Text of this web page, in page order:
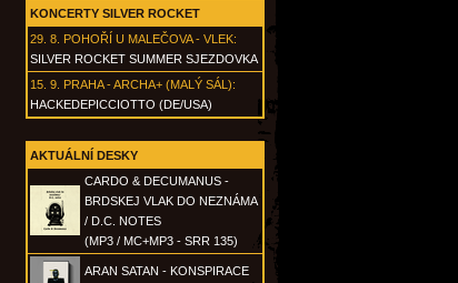
KONCERTY SILVER ROCKET
29. 8. POHOŘÍ U MALEČOVA - VLEK:
SILVER ROCKET SUMMER SJEZDOVKA
15. 9. PRAHA - ARCHA+ (MALÝ SÁL):
HACKEDEPICCIOTTO (DE/USA)
AKTUÁLNÍ DESKY
CARDO & DECUMANUS -
BRDSKEJ VLAK DO NEZNÁMA
/ D.C. NOTES
(MP3 / MC+MP3 - SRR 135)
ARAN SATAN - KONSPIRACE